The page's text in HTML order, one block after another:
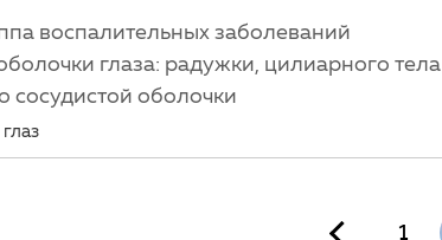
воспалительных заболеваний
глаза: радужки, цилиарного тела
сосудистой оболочки